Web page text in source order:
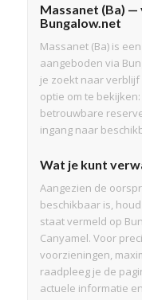
Massanet (Ba) —
Bungalow.net
Massanet (Ba) is
aangeboden via
je zoekt naar verblijf
optie om te
betrouwbare
ingang naar
Wat je kunt
Aangezien de
beschikbaar is,
staat vermeld op
Canyamel. Voor
voorzieningen,
raadpleeg je de
actuele informatie